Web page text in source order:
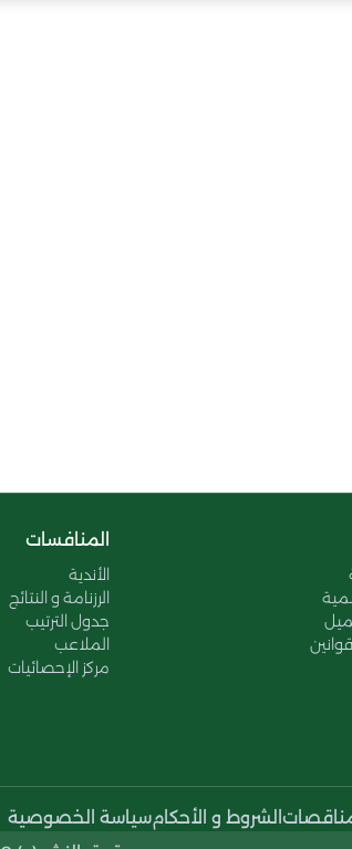
المنافسات
الأندية
الرزنامة و النتائج
جدول الترتيب
الملاعب
مركز الإحصائيات
الشروط و الأحكامسياسة الخصوصية